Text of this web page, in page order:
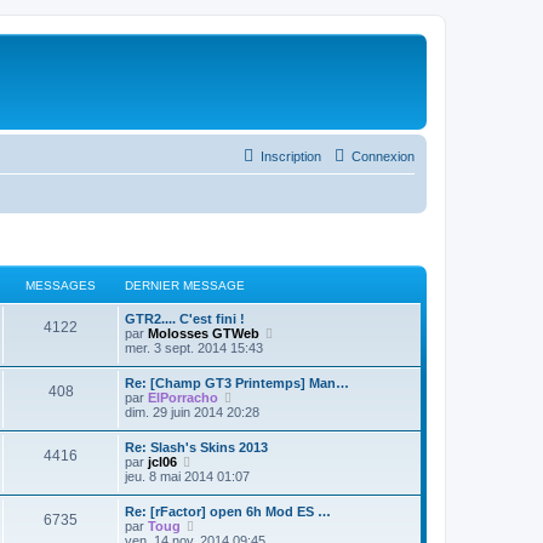
Connexion
Inscription
MESSAGES DERNIER MESSAGE
4122
GTR2.... C'est fini !
par Molosses GTWeb
u
e
d
e
r
mer. 3 sept. 2014 15:43
408
Re: [Champ GT3 Printemps] Man…
par ElPorracho
o
s
u
l
t
e
r
dim. 29 juin 2014 20:28
4416
Re: Slash's Skins 2013
par jcl06
o
s
u
jeu. 8 mai 2014 01:07
6735
Re: [rFactor] open 6h Mod ES …
par Toug
o
ven. 14 nov. 2014 09:45